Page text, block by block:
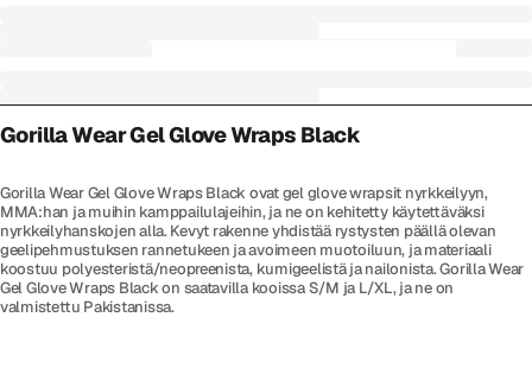
Gorilla Wear Gel Glove Wraps Black
Gorilla Wear Gel Glove Wraps Black ovat gel glove wrapsit nyrkkeilyyn,
MMA:han ja muihin kamppailulajeihin, ja ne on kehitetty käytettäväksi
nyrkkeilyhanskojen alla. Kevyt rakenne yhdistää rystysten päällä olevan
geelipehmustuksen rannetukeen ja avoimeen muotoiluun, ja materiaali
koostuu polyesteristä/neopreenista, kumigeelistä ja nailonista. Gorilla Wear
Gel Glove Wraps Black on saatavilla kooissa S/M ja L/XL, ja ne on
valmistettu Pakistanissa.